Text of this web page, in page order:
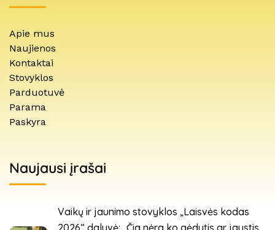
Apie mus
Naujienos
Kontaktai
Stovyklos
Parduotuvė
Parama
Paskyra
Naujausi įrašai
Vaikų ir jaunimo stovyklos „Laisvės kodas
2026“ dalyvė: „Čia nėra ko gėdytis ar jaustis